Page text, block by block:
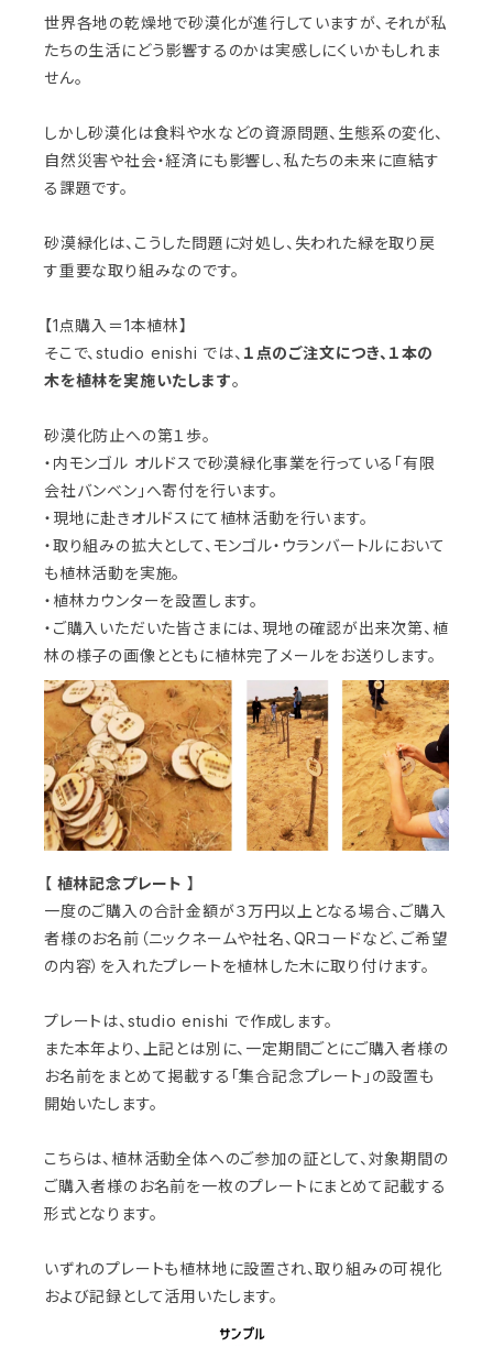
世界各地の乾燥地で砂漠化が進行していますが、それが私
たちの生活にどう影響するのかは実感しにくいかもしれま
せん。
しかし砂漠化は食料や水などの資源問題、生態系の変化、
自然災害や社会・経済にも影響し、私たちの未来に直結す
る課題です。
砂漠緑化は、こうした問題に対処し、失われた緑を取り戻
す重要な取り組みなのです。
【1点購入＝1本植林】
そこで、studio enishi では、 １点のご注文につき、１本の
木を植林を実施いたします。
砂漠化防止への第１歩。
・ 内モンゴル オルドスで砂漠緑化事業を行っている「有限
会社バンベン」へ寄付を行います。
・現地に赴きオルドスにて植林活動を行います。
・取り組みの拡大として、モンゴル・ウランバートルにおいて
も植林活動を実施。
・植林カウンターを設置します。
・ ご購入いただいた皆さまには、現地の確認が出来次第、植
林の様子の画像とともに植林完了メールをお送りします。
【 植林記念プレート 】
一度のご購入の合計金額が３万円以上となる場合、ご購入
者様のお名前（ニックネームや社名、QRコードなど、ご希望
の内容）を入れたプレートを植林した木に取り付けます。
プレートは、studio enishi で作成します。
また本年より、上記とは別に、一定期間ごとにご購入者様の
お名前をまとめて掲載する「集合記念プレート」の設置も
開始いたします。
こちらは、植林活動全体へのご参加の証として、対象期間の
ご購入者様のお名前を一枚のプレートにまとめて記載する
形式となります。
いずれのプレートも植林地に設置され、取り組みの可視化
および記録として活用いたします。